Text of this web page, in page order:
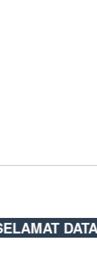
DATANG -